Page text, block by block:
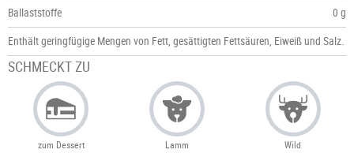
Ballaststoffe
0 g
Enthält geringfügige Mengen von Fett, gesättigten Fettsäuren, Eiweiß und Salz.
SCHMECKT ZU
zum Dessert Lamm Wild